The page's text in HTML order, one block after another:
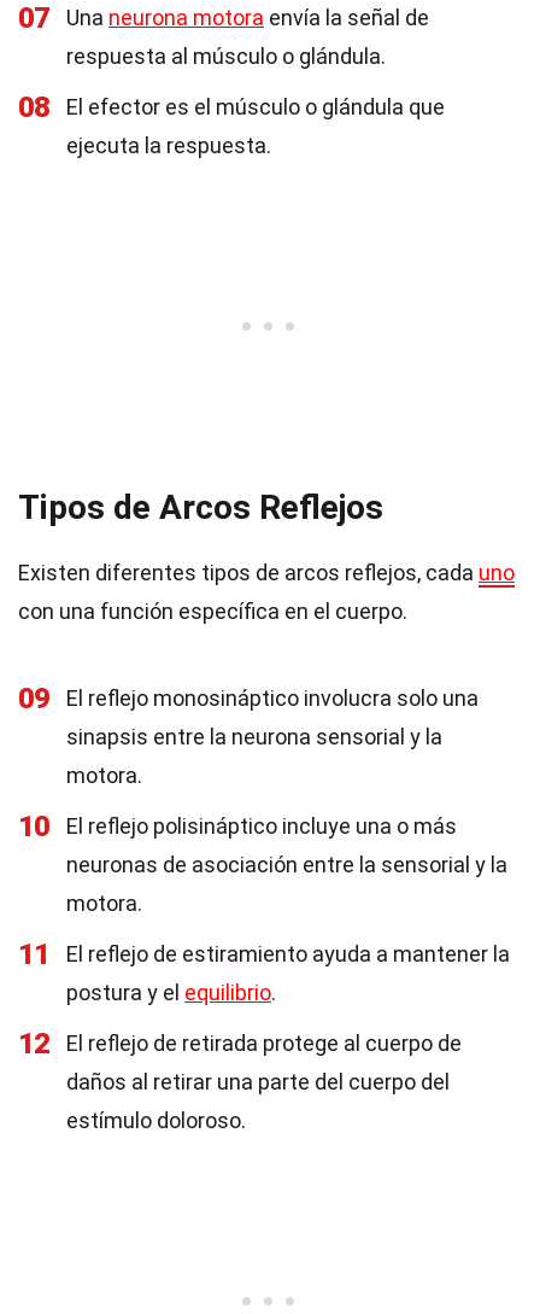
07 Una neurona motora envía la señal de
respuesta al músculo o glándula.
08
El efector es el músculo o glándula que
ejecuta la respuesta.
Tipos de Arcos Reflejos
Existen diferentes tipos de arcos reflejos, cada uno
con una función específica en el cuerpo.
09
El reflejo monosináptico involucra solo una
sinapsis entre la neurona sensorial y la
motora.
10
El reflejo polisináptico incluye una o más
neuronas de asociación entre la sensorial y la
motora.
11
El reflejo de estiramiento ayuda a mantener la
postura y el equilibrio.
12
El reflejo de retirada protege al cuerpo de
daños al retirar una parte del cuerpo del
estímulo doloroso.